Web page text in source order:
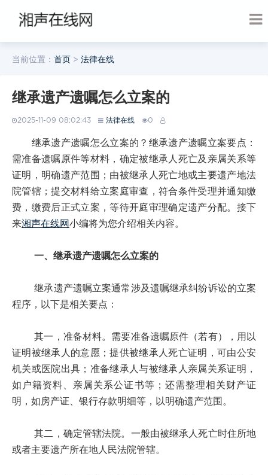
当前位置： 首页 > 法律在线
继承遗产遗嘱怎么立案的
2025-11-09 08:02:43 法律在线 0
继承遗产遗嘱怎么立案的？继承遗产遗嘱立案要点：
需准备遗嘱原件等材料，确定被继承人死亡及亲属关系等
证明，明确遗产范围；由被继承人死亡地或主要遗产地法
院管辖；提交材料给立案庭审查，符合条件受理并通知缴
费，缴费后正式立案，等待开庭审理确定遗产分配。接下
来湘声在线网小编将为您介绍相关内容。
一、继承遗产遗嘱怎么立案的
继承遗产遗嘱立案通常涉及遗嘱继承纠纷诉讼的立案
程序，以下是相关要点：
其一，准备材料。需要准备遗嘱原件（若有），用以
证明被继承人的意愿；提供被继承人死亡证明，可由公安
机关或医院出具；准备继承人与被继承人亲属关系证明，
如户籍资料、亲属关系公证书等；还需整理相关财产证
明，如房产证、银行存款明细等，以明确遗产范围。
其二，确定管辖法院。一般由被继承人死亡时住所地
或者主要遗产所在地人民法院管辖。